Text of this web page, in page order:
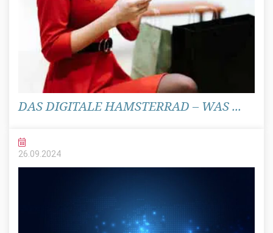
DAS DIGITALE HAMSTERRAD – WAS ...
26.09. 2024